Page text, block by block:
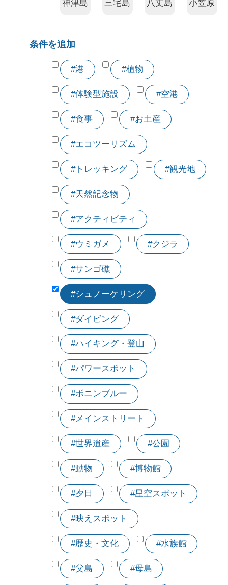
神津島 三宅島 八丈島 小笠原
条件を追加
#港 #植物
#体験型施設 #空港
#食事 #お土産
#エコツーリズム
#トレッキング #観光地
#天然記念物
#アクティビティ
#ウミガメ #クジラ
#サンゴ礁
#シュノーケリング
#ダイビング
#ハイキング・登山
#パワースポット
#ボニンブルー
#メインストリート
#世界遺産 #公園
#動物 #博物館
#夕日 #星空スポット
#映えスポット
#歴史・文化 #水族館
#父島 #母島